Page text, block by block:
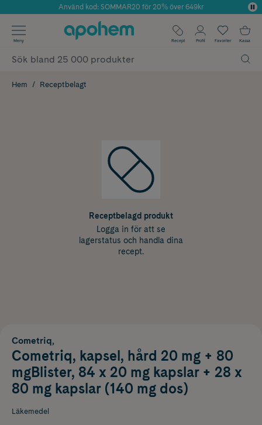
Årets Butik 2025 inom Skönhet
Använd kod: SOMMAR20 för 20% över 649kr
✓ Fri frakt
✓ Poäng på alla köp*
Meny Recept Profil Favoriter Kassa
Hem Receptbelagt
Receptbelagd produkt
Logga in för att se
lagerstatus och handla dina
recept.
Cometriq,
Cometriq, kapsel, hård 20 mg + 80
mgBlister, 84 x 20 mg kapslar + 28 x
80 mg kapslar (140 mg dos)
Läkemedel